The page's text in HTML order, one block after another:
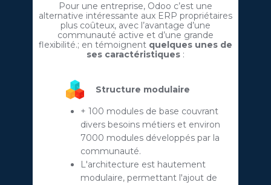
Structure modulaire
+ 100 modules de base couvrant
divers besoins métiers et environ
7000 modules développés par la
communauté.
L'architecture est hautement
modulaire, permettant l'ajout de
Pour une entreprise, Odoo ​c’est une
alternative intéressante aux ERP propriétaires
plus coûteux, avec l’avantage d’une
communauté active et d’une grande
flexibilité.; en témoignent quelques unes de
ses caractéristiques :